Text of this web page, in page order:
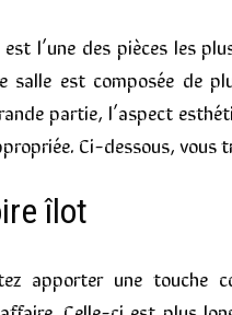
l’une des pièces les
salle est composée de
partie, l’aspect
Ci-dessous, vous
îlot
apporter une touche